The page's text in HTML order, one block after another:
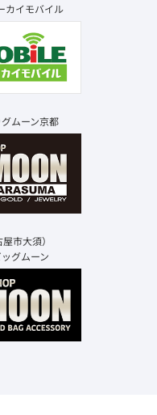
カイモバイル
ムーン京都
市大須）
グムーン